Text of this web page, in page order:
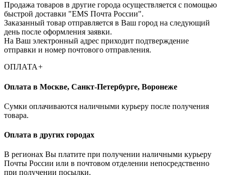
Продажа товаров в другие города осуществляется с помощью
быстрой доставки "EMS Почта России".
Заказанный товар отправляется в Ваш город на следующий
день после оформления заявки.
На Ваш электронный адрес приходит подтверждение
отправки и номер почтового отправления.
ОПЛАТА+
Оплата в Москве, Санкт-Петербурге, Воронеже
Cумки оплачиваются наличными курьеру после получения
товара.
Оплата в других городах
В регионах Вы платите при получении наличными курьеру
Почты России или в почтовом отделении непосредственно
при получении посылки.